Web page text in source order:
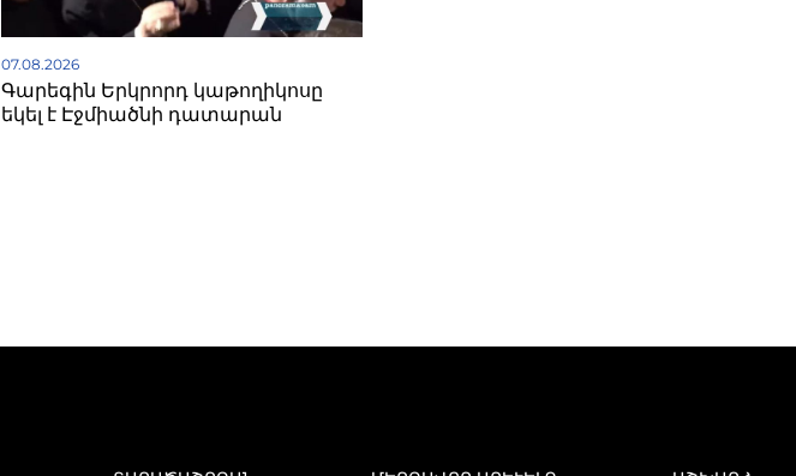
07.08.2026
Գարեգին Երկրորդ կաթողիկոսը
եկել է Էջմիածնի դատարան